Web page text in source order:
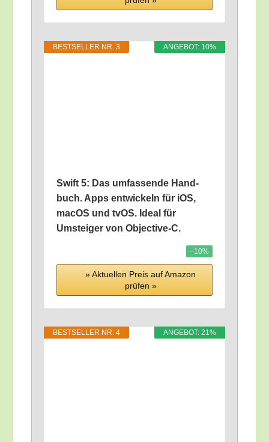
ANGE­BOT: 10%
BEST­SEL­LER NR. 3
Swift 5: Das umfas­sen­de Hand­
buch. Apps ent­wi­ckeln für iOS,
macOS und tvOS. Ide­al für
Umstei­ger von Objective‑C.
−10%
» Aktu­el­len Preis auf Ama­zon
prü­fen »
ANGE­BOT: 21%
BEST­SEL­LER NR. 4